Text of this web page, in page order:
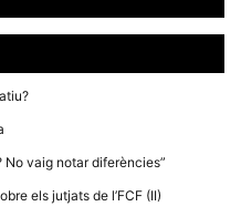
No vaig notar diferències”
els jutjats de l’FCF (II)
Aquestes
cookies no
són
opcionals,